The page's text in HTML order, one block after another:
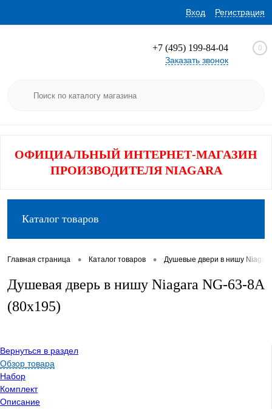
Вход Регистрация
+7 (495) 199-84-04
Заказать звонок
0
ОФИЦИАЛЬНЫЙ ИНТЕРНЕТ-МАГАЗИН
ПРОИЗВОДИТЕЛЯ NIAGARA
Каталог товаров
Главная страница • Каталог товаров • Душевые двери в нишу
Душевая дверь в нишу Niagara NG-63-8A
(80х195)
Вернуться в раздел
Обзор товара
Набор
Комплект
Описание